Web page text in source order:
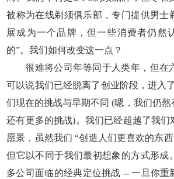
被称为在线剃须俱乐部，专门提供男士
展成为一个品牌，但一些消费者仍然
的”。我们如何改变这一点？
很难将公司年等同于人类年，但在
可以说我们已经脱离了创业阶段，进入
们现在的挑战与早期不同 (嗯，我们仍然
还有更多的挑战)。我们已经超越了我们
愿景，虽然我们 “创造人们更喜欢的东西
但它以不同于我们最初想象的方式形成
多公司面临的经典定位挑战 -- 一旦你重